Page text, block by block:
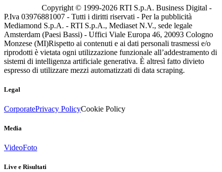
Copyright © 1999-2026 RTI S.p.A. Business Digital -
P.Iva 03976881007 - Tutti i diritti riservati - Per la pubblicità
Mediamond S.p.A. - RTI S.p.A., Mediaset N.V., sede legale
Amsterdam (Paesi Bassi) - Uffici Viale Europa 46, 20093 Cologno
Monzese (MI)Rispetto ai contenuti e ai dati personali trasmessi e/o
riprodotti è vietata ogni utilizzazione funzionale all’addestramento di
sistemi di intelligenza artificiale generativa. È altresì fatto divieto
espresso di utilizzare mezzi automatizzati di data scraping.
Legal
CorporatePrivacy PolicyCookie Policy
Media
VideoFoto
Live e Risultati